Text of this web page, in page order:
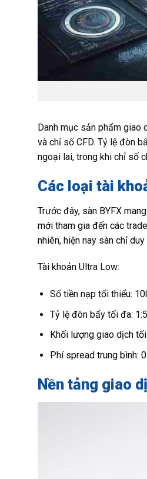
Danh mục sản phẩm giao
và chỉ số CFD. Tỷ lệ đòn
ngoại lai, trong khi chỉ số
Các loại tài
Trước đây, sàn BYFX
mới tham gia đến các
nhiên, hiện nay sàn chỉ
Tài khoản Ultra Low:
Số tiền nạp tối thiểu:
Tỷ lệ đòn bẩy tối đa:
Khối lượng giao dịch
Phí spread trung bình:
Nền tảng giao